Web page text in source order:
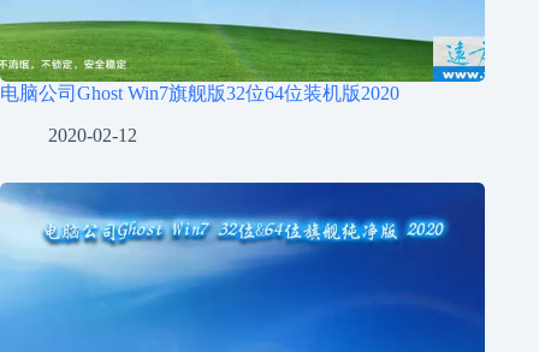
电脑公司Ghost Win7旗舰版32位64位装机版2020
2020-02-12